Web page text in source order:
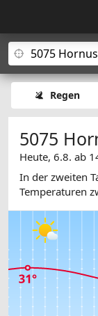
Regen
5075
Heute, 6.8. ab
In der zweiten
Temperaturen